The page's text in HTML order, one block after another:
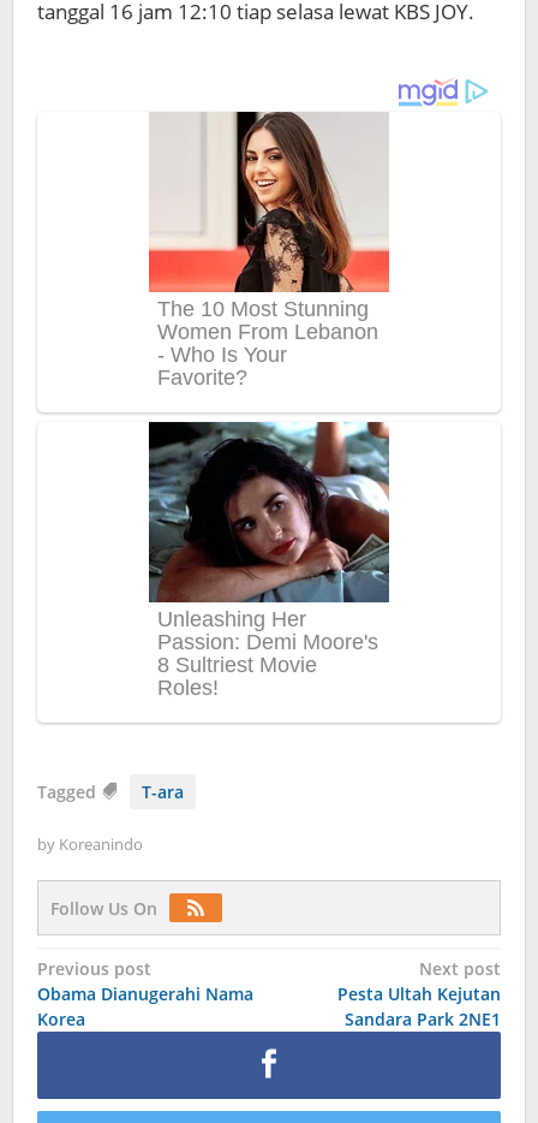
tanggal 16 jam 12:10 tiap selasa lewat KBS JOY.
Tagged T-ara
by Koreanindo
Follow Us On
Post
navigation
Previous post
Obama Dianugerahi Nama
Korea
Next post
Pesta Ultah Kejutan
Sandara Park 2NE1